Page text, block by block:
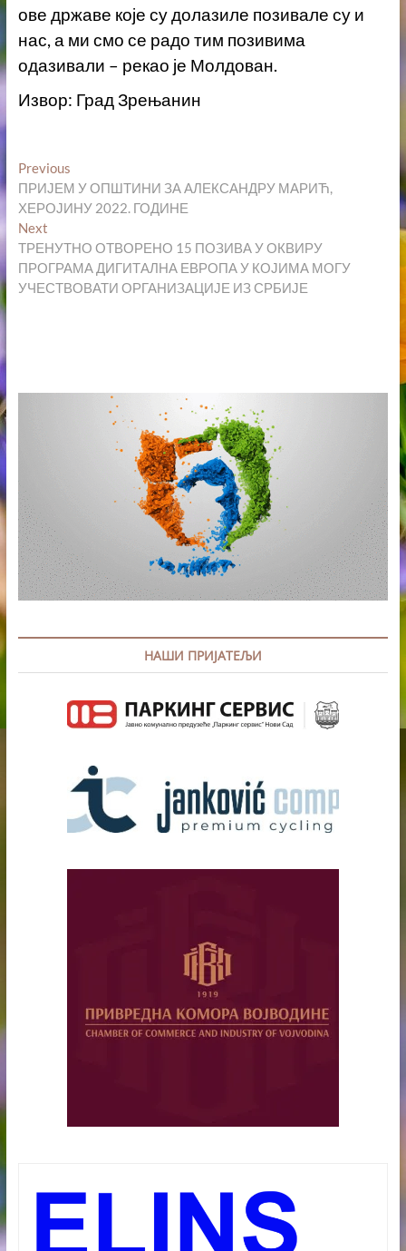
ове државе које су долазиле позивале су и
нас, а ми смо се радо тим позивима
одазивали – рекао је Молдован.
Извор: Град Зрењанин
Кретање
чланка
PreviousPrevious
post:
ПРИЈЕМ У ОПШТИНИ ЗА АЛЕКСАНДРУ МАРИЋ,
ХЕРОЈИНУ 2022. ГОДИНЕ
NextNext
post:
ТРЕНУТНО ОТВОРЕНО 15 ПОЗИВА У ОКВИРУ
ПРОГРАМА ДИГИТАЛНА ЕВРОПА У КОЈИМА МОГУ
УЧЕСТВОВАТИ ОРГАНИЗАЦИЈЕ ИЗ СРБИЈЕ
НАШИ ПРИЈАТЕЉИ